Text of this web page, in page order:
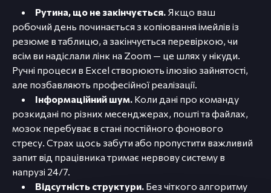
Рутина, що не закінчується. Якщо ваш
робочий день починається з копіювання імейлів із
резюме в таблицю, а закінчується перевіркою, чи
всім ви надіслали лінк на Zoom — це шлях у нікуди.
Ручні процеси в Excel створюють ілюзію зайнятості,
але позбавляють професійної реалізації.
Інформаційний шум. Коли дані про команду
розкидані по різних месенджерах, пошті та файлах,
мозок перебуває в стані постійного фонового
стресу. Страх щось забути або пропустити важливий
запит від працівника тримає нервову систему в
напрузі 24/7.
Відсутність структури. Без чіткого алгоритму